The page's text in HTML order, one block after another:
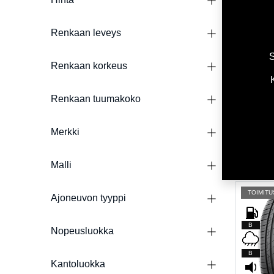
Renkaan leveys
Renkaan korkeus
Renkaan tuumakoko
Merkki
Malli
Ajoneuvon tyyppi
Nopeusluokka
Kantoluokka
B
B